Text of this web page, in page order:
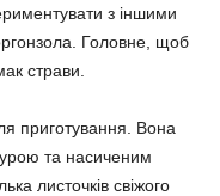
з іншими
Головне, щоб
страви.
приготування. Вона
та насиченим
листочків свіжого